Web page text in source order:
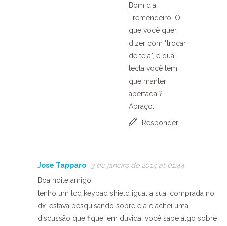
Bom dia
Tremendeiro. O
que você quer
dizer com "trocar
de tela", e qual
tecla você tem
que manter
apertada ?
Abraço.
Responder
Jose Tapparo
3 de janeiro de 2014 at 01:44
Boa noite amigo
tenho um lcd keypad shield igual a sua, comprada no
dx. estava pesquisando sobre ela e achei uma
discussão que fiquei em duvida, você sabe algo sobre